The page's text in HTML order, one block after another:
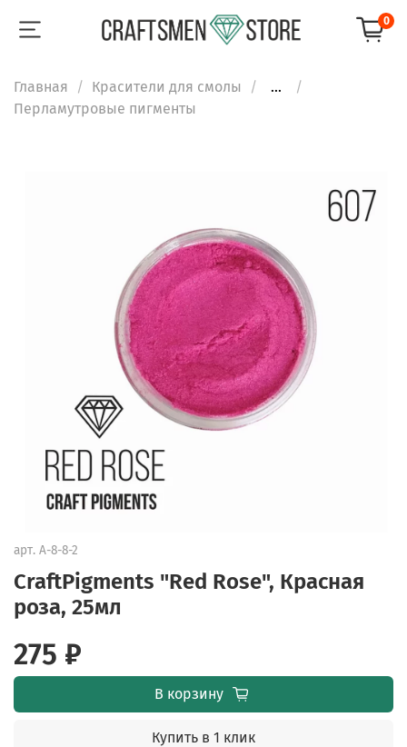
0
Главная Красители для смолы
...
Перламутровые пигменты
арт. A-8-8-2
CraftPigments "Red Rose", Красная
роза, 25мл
275 ₽
В корзину
Купить в 1 клик